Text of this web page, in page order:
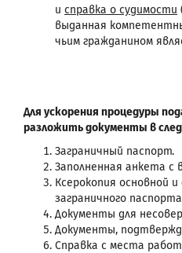
и справка о судимости
выданная
чьим гражданином
Для ускорения процедуры
разложить документы в
Заграничный паспорт.
Заполненная анкета с
Ксерокопия основной
заграничного
Документы для
Документы,
Справка с места